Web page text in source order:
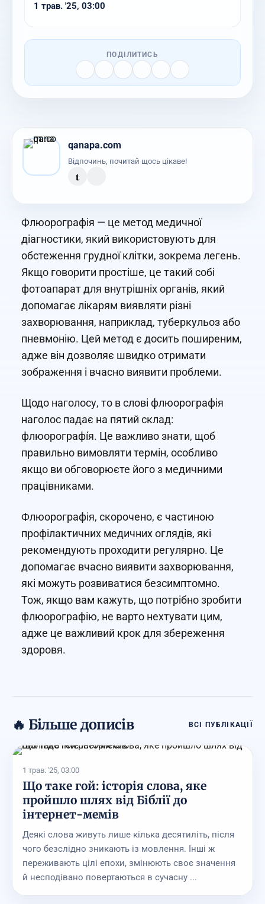
1 трав. '25, 03:00
ПОДІЛИТИСЬ
qanapa.com
Відпочинь, почитай щось цікаве!
t
Флюорографія — це метод медичної
діагностики, який використовують для
обстеження грудної клітки, зокрема легень.
Якщо говорити простіше, це такий собі
фотоапарат для внутрішніх органів, який
допомагає лікарям виявляти різні
захворювання, наприклад, туберкульоз або
пневмонію. Цей метод є досить поширеним,
адже він дозволяє швидко отримати
зображення і вчасно виявити проблеми.
Щодо наголосу, то в слові флюорографія
наголос падає на пятий склад:
флюорографі́я. Це важливо знати, щоб
правильно вимовляти термін, особливо
якщо ви обговорюєте його з медичними
працівниками.
Флюорографія, скорочено, є частиною
профілактичних медичних оглядів, які
рекомендують проходити регулярно. Це
допомагає вчасно виявити захворювання,
які можуть розвиватися безсимптомно.
Тож, якщо вам кажуть, що потрібно зробити
флюорографію, не варто нехтувати цим,
адже це важливий крок для збереження
здоровя.
🔥 Більше дописів ВСІ ПУБЛІКАЦІЇ
1 трав. '25, 03:00
Що таке гой: історія слова, яке
пройшло шлях від Біблії до
інтернет-мемів
Деякі слова живуть лише кілька десятиліть, після
чого безслідно зникають із мовлення. Інші ж
переживають цілі епохи, змінюють своє значення
й несподівано повертаються в сучасну ...